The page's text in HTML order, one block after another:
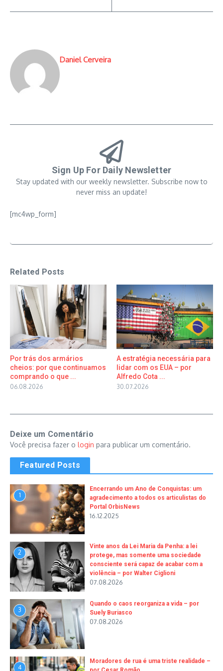
Daniel Cerveira
Sign Up For Daily Newsletter
Stay updated with our weekly newsletter. Subscribe now to
never miss an update!
[mc4wp_form]
Related Posts
Por trás dos armários
cheios: por que continuamos
comprando o que ...
06.08.2026
A estratégia necessária para
lidar com os EUA – por
Alfredo Cota ...
30.07.2026
Deixe um Comentário
Você precisa fazer o login para publicar um comentário.
Featured Posts
1
Encerrando um Ano de Conquistas: um
agradecimento a todos os articulistas do
Portal OrbisNews
16.12.2025
2
Vinte anos da Lei Maria da Penha: a lei
protege, mas somente uma sociedade
consciente será capaz de acabar com a
violência – por Walter Ciglioni
07.08.2026
3
Quando o caos reorganiza a vida – por
Suely Buriasco
07.08.2026
4
Moradores de rua é uma triste realidade –